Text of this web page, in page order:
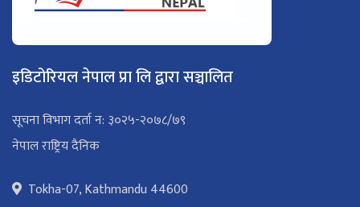
इडिटोरियल नेपाल प्रा लि द्वारा सञ्चालित
सूचना विभाग दर्ता न: ३०२५-२०७८/७९
नेपाल राष्ट्रिय दैनिक
Tokha-07, Kathmandu 44600